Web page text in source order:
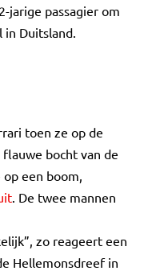
jarige passagier om
in Duitsland.
toen ze op de
bocht van de
een boom,
. De twee mannen
zo reageert een
Hellemonsdreef in